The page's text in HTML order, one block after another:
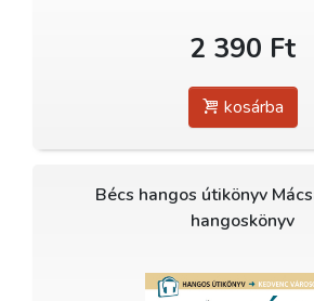
2 390 Ft
kosárba
Bécs hangos útikönyv
hangoskönyv